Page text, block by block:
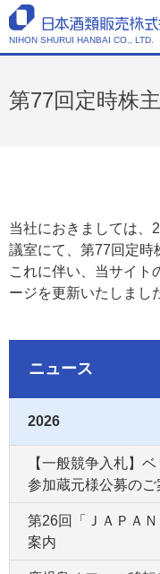
NIHON SHURUI HANBAI CO., LTD.
第77回定時株
当社におきましては、
議室にて、第77回定時
これに伴い、当サイト
ージを更新いたしまし
ニュース
2026
【一般競争入札】
参加蔵元様公募のご
第26回「ＪＡＰＡ
案内